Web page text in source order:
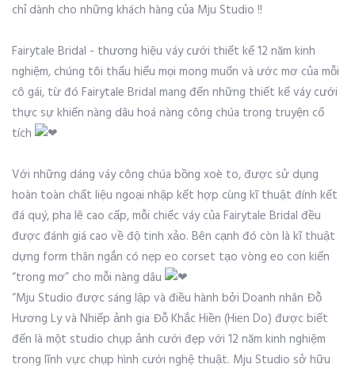
chỉ dành cho những khách hàng của Mju Studio !!
Fairytale Bridal - thương hiệu váy cưới thiết kế 12 năm kinh
nghiệm, chúng tôi thấu hiểu mọi mong muốn và ước mơ của mỗi
cô gái, từ đó Fairytale Bridal mang đến những thiết kế váy cưới
thực sự khiến nàng dâu hoá nàng công chúa trong truyện cổ
tích
Với những dáng váy công chúa bồng xoè to, được sử dụng
hoàn toàn chất liệu ngoại nhập kết hợp cùng kĩ thuật đính kết
đá quý, pha lê cao cấp, mỗi chiếc váy của Fairytale Bridal đều
được đánh giá cao về độ tinh xảo. Bên cạnh đó còn là kĩ thuật
dựng form thân ngắn có nẹp eo corset tạo vòng eo con kiến
“trong mơ” cho mỗi nàng dâu
“Mju Studio được sáng lập và điều hành bởi Doanh nhân Đỗ
Hương Ly và Nhiếp ảnh gia Đỗ Khắc Hiền (Hien Do) được biết
đến là một studio chụp ảnh cưới đẹp với 12 năm kinh nghiệm
trong lĩnh vực chụp hình cưới nghệ thuật. Mju Studio sở hữu